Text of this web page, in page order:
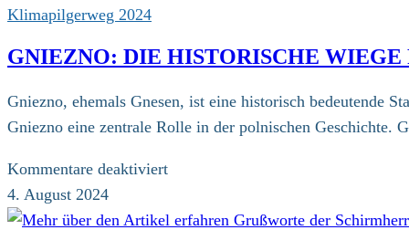
und
Klimapilgerweg 2024
GNIEZNO: DIE HISTORISCHE WIEGE
Gniezno, ehemals Gnesen, ist eine historisch bedeutende
Gniezno eine zentrale Rolle in der polnischen
Kommentare deaktiviertfür
Die
4. August 2024